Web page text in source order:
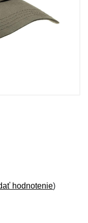
hodnotenie)